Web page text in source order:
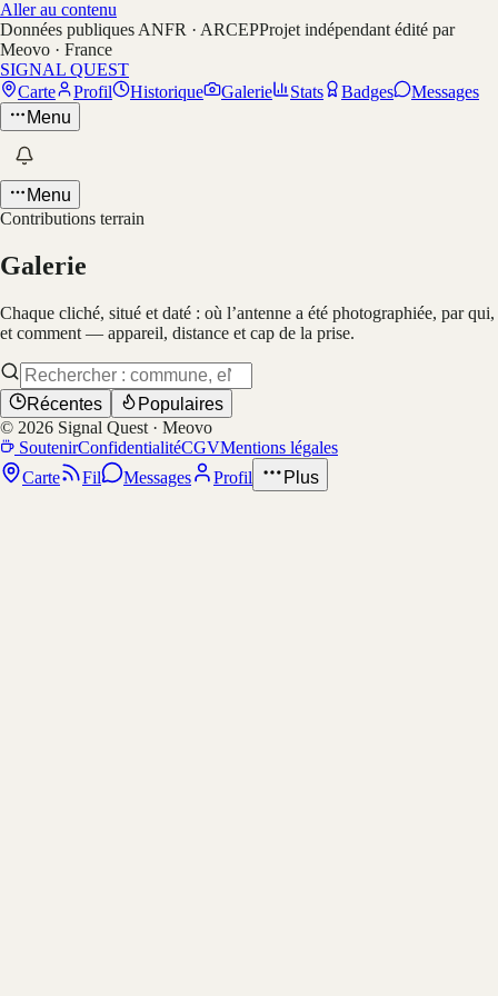
Aller au contenu
Données publiques ANFR · ARCEPProjet indépendant édité par
Meovo · France
SIGNAL QUEST
Carte
Profil Historique Galerie Stats Badges
Messages
Menu
Menu
Contributions terrain
Galerie
Chaque cliché, situé et daté : où l’antenne a été photographiée, par qui,
et comment — appareil, distance et cap de la prise.
Récentes
Populaires
© 2026 Signal Quest · Meovo
SoutenirConfidentialitéCGVMentions légales
Carte
Fil Messages Profil Plus